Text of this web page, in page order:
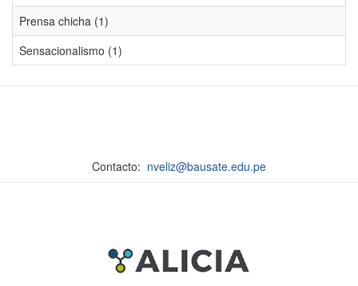
Prensa chicha (1)
Sensacionalismo (1)
Contacto: nveliz@bausate.edu.pe